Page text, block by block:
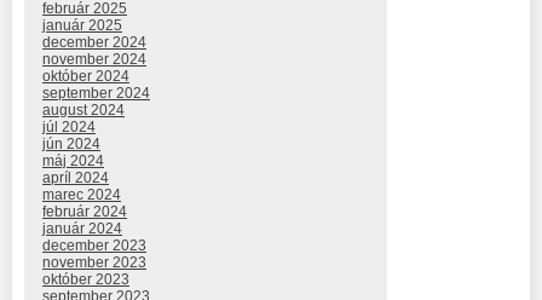
február 2025
január 2025
december 2024
november 2024
október 2024
september 2024
august 2024
júl 2024
jún 2024
máj 2024
apríl 2024
marec 2024
február 2024
január 2024
december 2023
november 2023
október 2023